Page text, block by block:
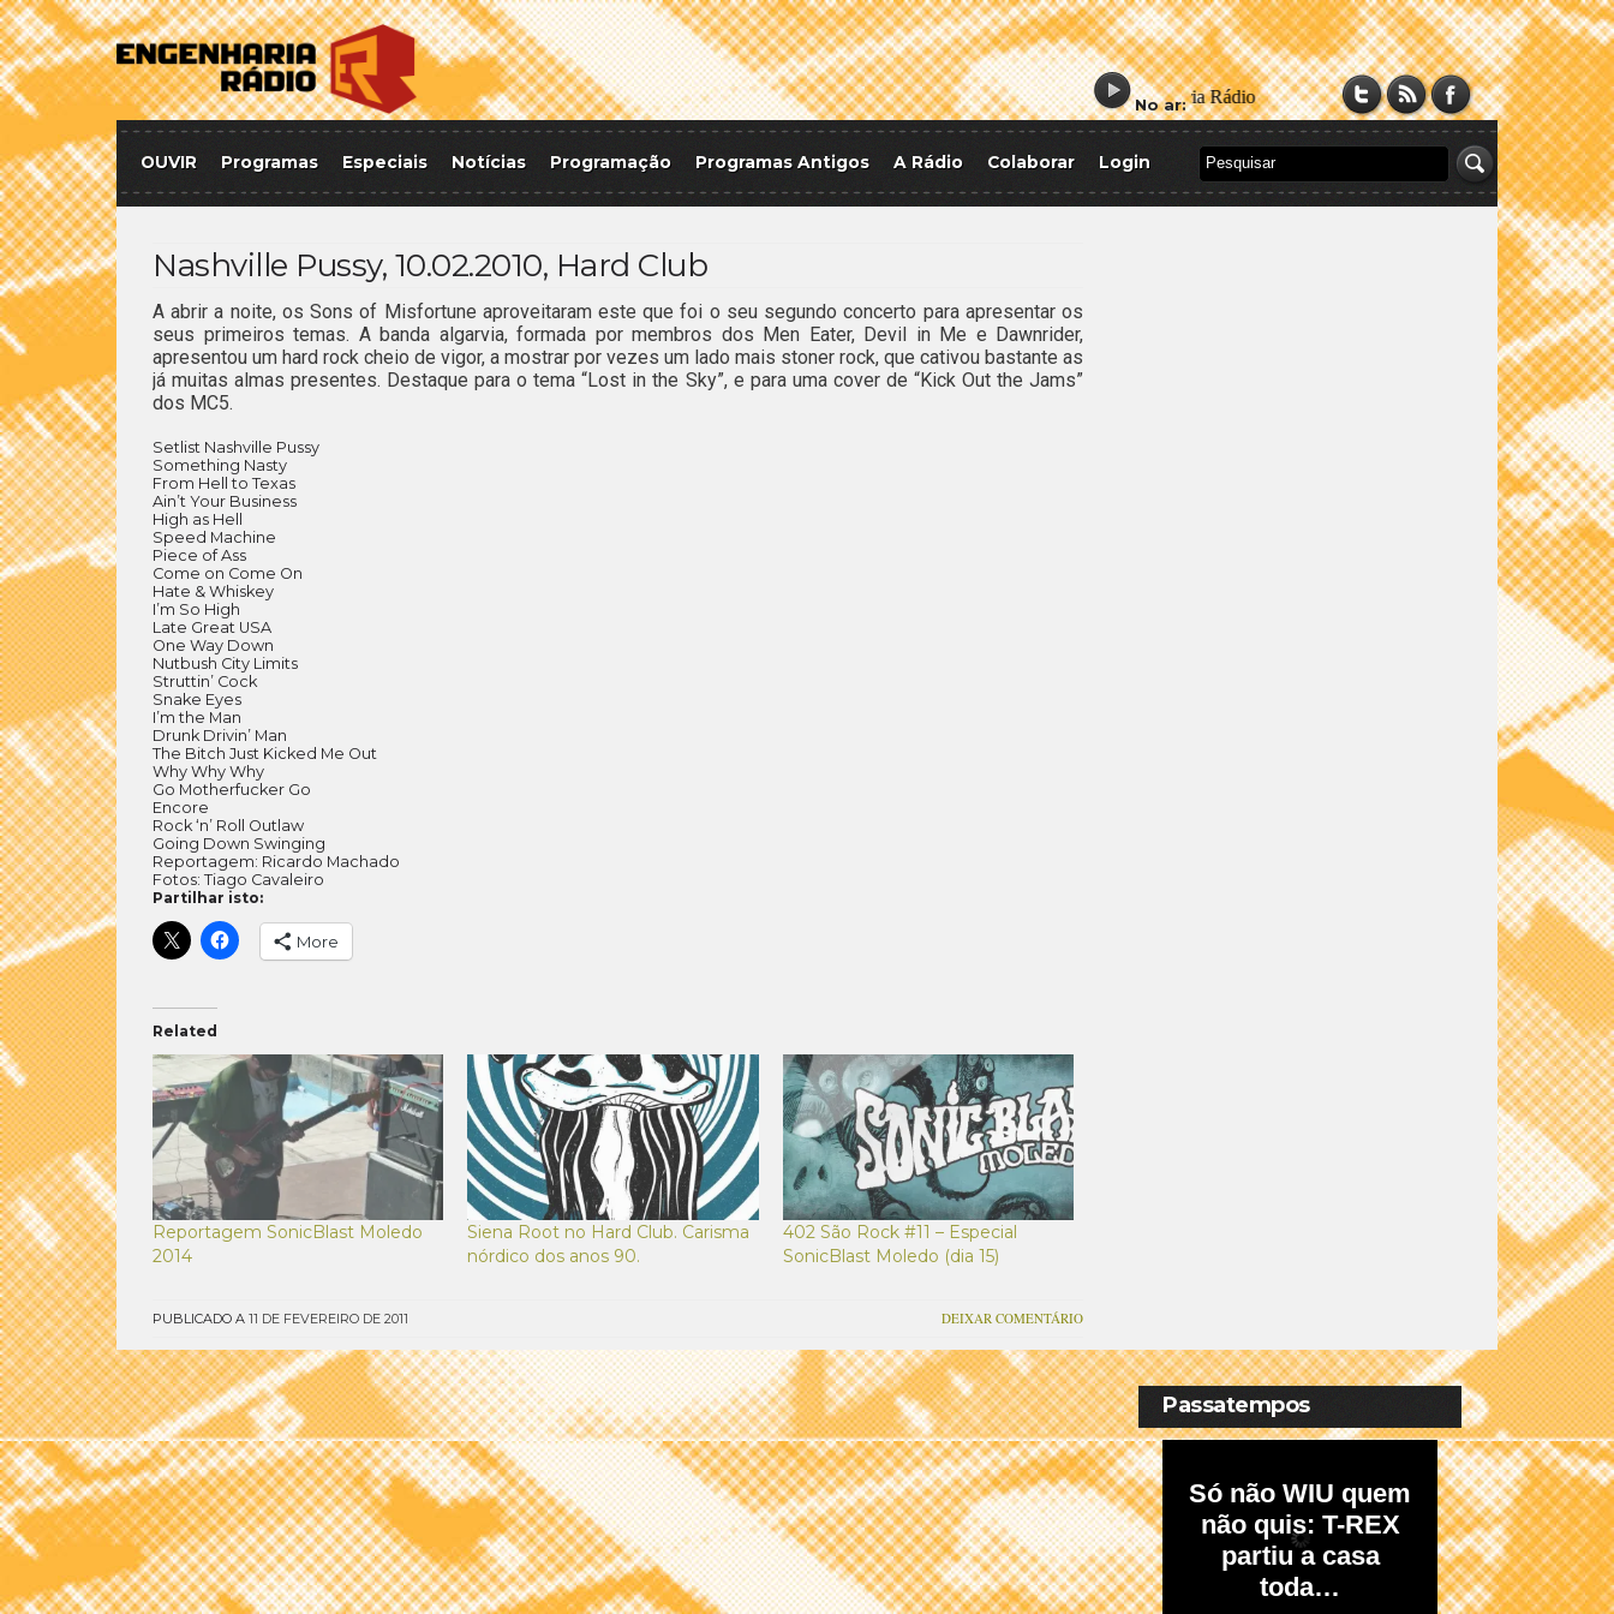
No ar:
OUVIR Programas Especiais Notícias Programação Programas Antigos A Rádio Colaborar Login
Nashville Pussy, 10.02.2010, Hard Club
A abrir a noite, os Sons of Misfortune aproveitaram este que foi o seu segundo concerto para apresentar os
seus primeiros temas. A banda algarvia, formada por membros dos Men Eater, Devil in Me e Dawnrider,
apresentou um hard rock cheio de vigor, a mostrar por vezes um lado mais stoner rock, que cativou bastante as
já muitas almas presentes. Destaque para o tema “Lost in the Sky”, e para uma cover de “Kick Out the Jams”
dos MC5.
Setlist Nashville Pussy
Something Nasty
From Hell to Texas
Ain’t Your Business
High as Hell
Speed Machine
Piece of Ass
Come on Come On
Hate & Whiskey
I’m So High
Late Great USA
One Way Down
Nutbush City Limits
Struttin’ Cock
Snake Eyes
I’m the Man
Drunk Drivin’ Man
The Bitch Just Kicked Me Out
Why Why Why
Go Motherfucker Go
Encore
Rock ‘n’ Roll Outlaw
Going Down Swinging
Reportagem: Ricardo Machado
Fotos: Tiago Cavaleiro
Partilhar isto:
More
Related
Reportagem SonicBlast Moledo
2014
Siena Root no Hard Club. Carisma
nórdico dos anos 90.
402 São Rock #11 – Especial
SonicBlast Moledo (dia 15)
PUBLICADO A 11 DE FEVEREIRO DE 2011 DEIXAR COMENTÁRIO
Passatempos